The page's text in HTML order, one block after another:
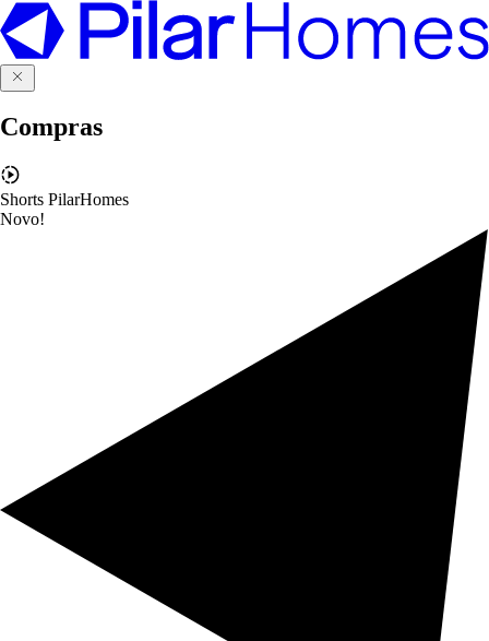
Compras
Shorts PilarHomes
Novo!